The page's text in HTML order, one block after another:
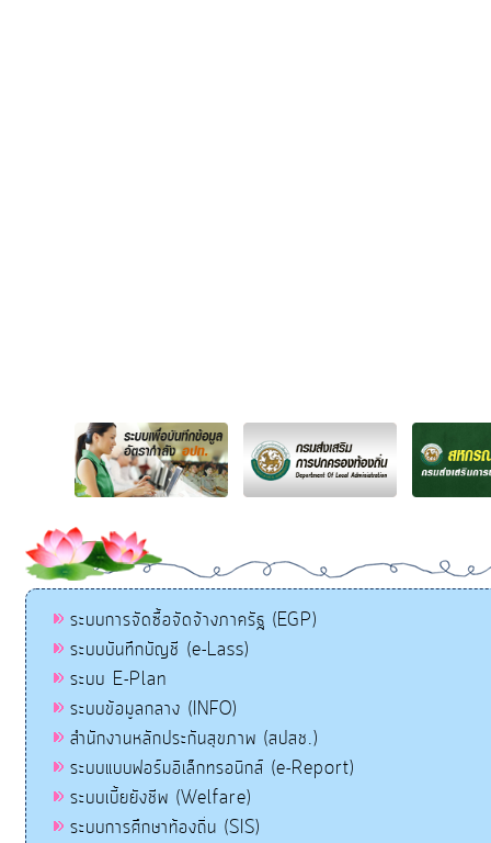
ระบบการจัดซื้อจัดจ้างภาครัฐ (EGP)
ระบบบันทึกบัญชี (e-Lass)
ระบบ E-Plan
ระบบข้อมูลกลาง (INFO)
สำนักงานหลักประกันสุขภาพ (สปสช.)
ระบบแบบฟอร์มอิเล็กทรอนิกส์ (e-Report)
ระบบเบี้ยยังชีพ (Welfare)
ระบบการศึกษาท้องถิ่น (SIS)